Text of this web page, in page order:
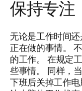
保持专注
无论是工作时间
正在做的事情。
的工作。 在规定
些事情。 同样，
下班后关掉工作